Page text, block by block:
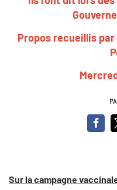
Propos recueillis
Sur la campagne